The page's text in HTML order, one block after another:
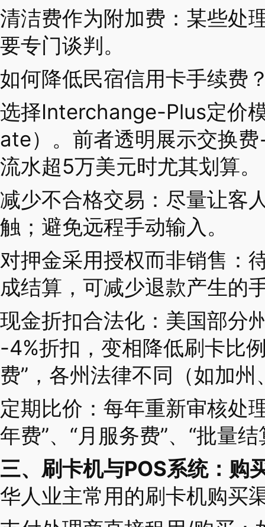
清洁费作为附加费：某些处
要专门谈判。
如何降低民宿信用卡手续费
选择Interchange-Plus定价
ate）。前者透明展示交换
流水超5万美元时尤其划算。
减少不合格交易：尽量让客
触；避免远程手动输入。
对押金采用授权而非销售：
成结算，可减少退款产生的
现金折扣合法化：美国部分
-4%折扣，变相降低刷卡比
费”，各州法律不同（如加
定期比价：每年重新审核处
年费”、“月服务费”、“批量
三、刷卡机与POS系统：购
华人业主常用的刷卡机购买